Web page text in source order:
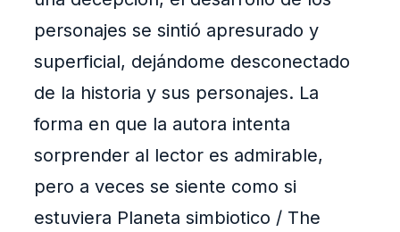
personajes se sintió apresurado y
superficial, dejándome desconectado
de la historia y sus personajes. La
forma en que la autora intenta
sorprender al lector es admirable,
pero a veces se siente como si
estuviera Planeta simbiotico / The